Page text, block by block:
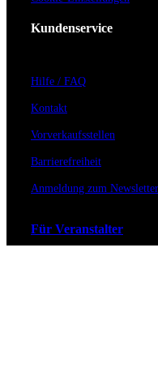
Kundenservice
Hilfe / FAQ
Kontakt
Vorverkaufsstellen
Barrierefreiheit
Anmeldung zum Newsletter
Für Veranstalter